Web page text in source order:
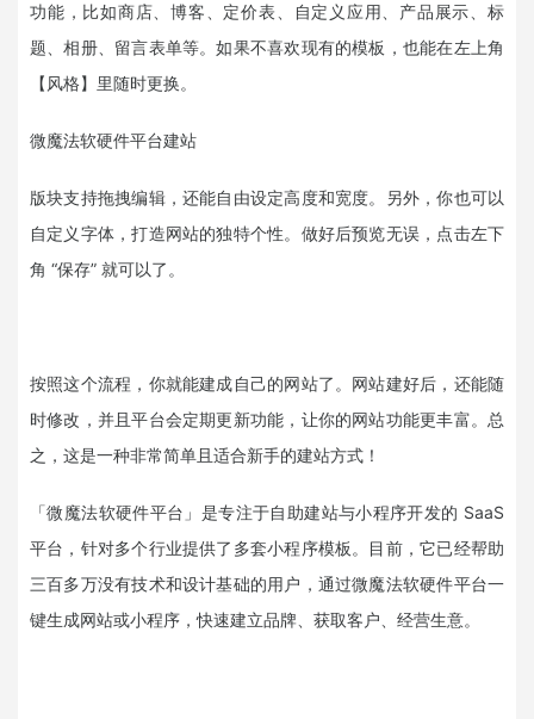
功能，比如商店、博客、定价表、自定义应用、产品展示、标
题、相册、留言表单等。如果不喜欢现有的模板，也能在左上角
【风格】里随时更换。
微魔法软硬件平台建站
版块支持拖拽编辑，还能自由设定高度和宽度。另外，你也可以
自定义字体，打造网站的独特个性。做好后预览无误，点击左下
角 “保存” 就可以了。
按照这个流程，你就能建成自己的网站了。网站建好后，还能随
时修改，并且平台会定期更新功能，让你的网站功能更丰富。总
之，这是一种非常简单且适合新手的建站方式！
「微魔法软硬件平台」是专注于自助建站与小程序开发的 SaaS
平台，针对多个行业提供了多套小程序模板。目前，它已经帮助
三百多万没有技术和设计基础的用户，通过微魔法软硬件平台一
键生成网站或小程序，快速建立品牌、获取客户、经营生意。